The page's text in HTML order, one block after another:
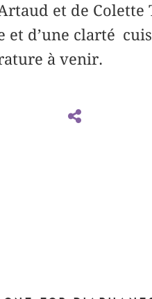
et de Colette
et d’une clarté
à venir.